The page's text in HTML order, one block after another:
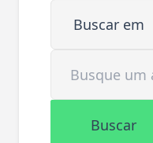
Buscar